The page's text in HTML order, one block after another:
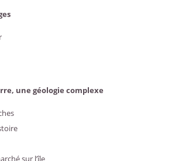
une géologie complexe
sur l’île